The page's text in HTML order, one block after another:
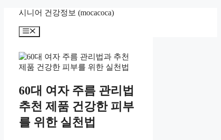
시니어 건강정보 (mocacoca)
메
60대 여자 주름 관리법
추천 제품 건강한 피부
를 위한 실천법